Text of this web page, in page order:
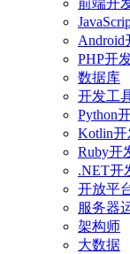
前端开
Android
PHP开
数据库
开发工
Python
Kotlin开
Ruby开
.NET开
开放平
服务器
架构师
大数据